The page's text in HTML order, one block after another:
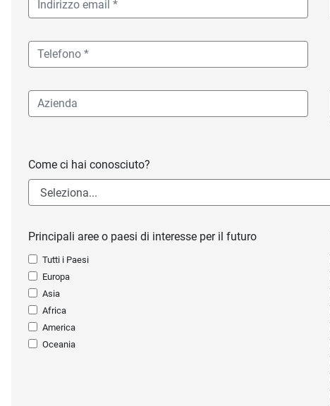
Come ci hai conosciuto?
Principali aree o paesi di interesse per il futuro
Tutti i Paesi
Europa
Asia
Africa
America
Oceania